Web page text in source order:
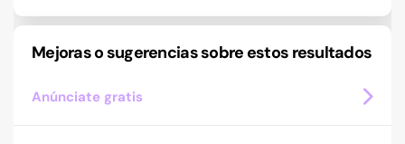
Mejoras o sugerencias sobre estos resultados
Anúnciate gratis